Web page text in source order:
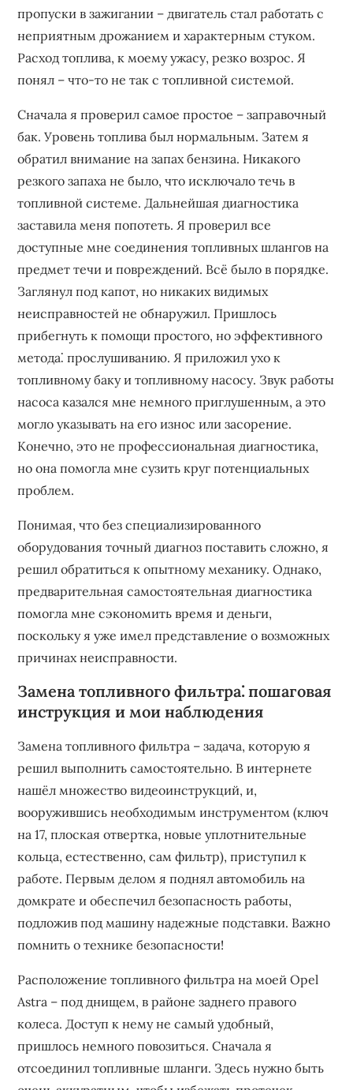
пропуски в зажигании – двигатель стал работать с
неприятным дрожанием и характерным стуком.
Расход топлива, к моему ужасу, резко возрос. Я
понял – что-то не так с топливной системой.
Сначала я проверил самое простое – заправочный
бак. Уровень топлива был нормальным. Затем я
обратил внимание на запах бензина. Никакого
резкого запаха не было, что исключало течь в
топливной системе. Дальнейшая диагностика
заставила меня попотеть. Я проверил все
доступные мне соединения топливных шлангов на
предмет течи и повреждений. Всё было в порядке.
Заглянул под капот, но никаких видимых
неисправностей не обнаружил. Пришлось
прибегнуть к помощи простого, но эффективного
метода⁚ прослушиванию. Я приложил ухо к
топливному баку и топливному насосу. Звук работы
насоса казался мне немного приглушенным, а это
могло указывать на его износ или засорение.
Конечно, это не профессиональная диагностика,
но она помогла мне сузить круг потенциальных
проблем.
Понимая, что без специализированного
оборудования точный диагноз поставить сложно, я
решил обратиться к опытному механику. Однако,
предварительная самостоятельная диагностика
помогла мне сэкономить время и деньги,
поскольку я уже имел представление о возможных
причинах неисправности.
Замена топливного фильтра⁚ пошаговая
инструкция и мои наблюдения
Замена топливного фильтра – задача, которую я
решил выполнить самостоятельно. В интернете
нашёл множество видеоинструкций, и,
вооружившись необходимым инструментом (ключ
на 17, плоская отвертка, новые уплотнительные
кольца, естественно, сам фильтр), приступил к
работе. Первым делом я поднял автомобиль на
домкрате и обеспечил безопасность работы,
подложив под машину надежные подставки. Важно
помнить о технике безопасности!
Расположение топливного фильтра на моей Opel
Astra – под днищем, в районе заднего правого
колеса. Доступ к нему не самый удобный,
пришлось немного повозиться. Сначала я
отсоединил топливные шланги. Здесь нужно быть